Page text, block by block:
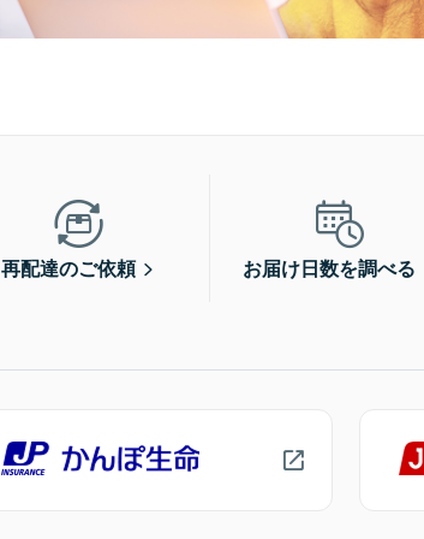
再配達のご依頼 お届け日数を調べる